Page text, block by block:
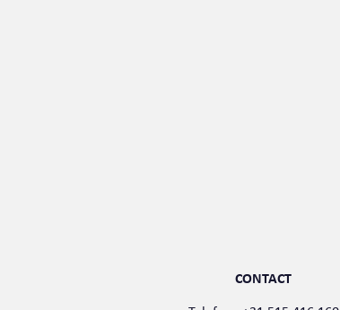
CONTACT